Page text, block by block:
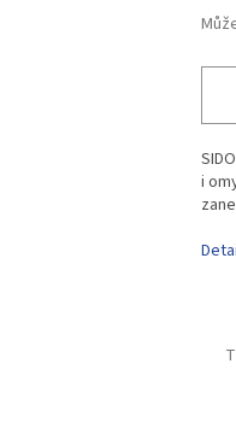
i